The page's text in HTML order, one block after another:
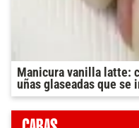
Manicura vanilla latte:
uñas glaseadas que se